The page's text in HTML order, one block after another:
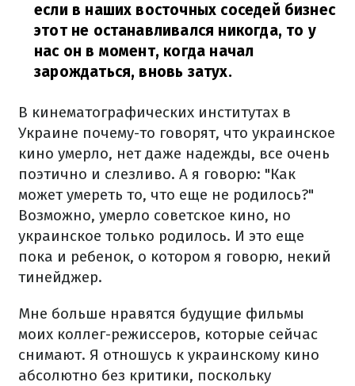
если в наших восточных соседей бизнес
этот не останавливался никогда, то у
нас он в момент, когда начал
зарождаться, вновь затух.
В кинематографических институтах в
Украине почему-то говорят, что украинское
кино умерло, нет даже надежды, все очень
поэтично и слезливо. А я говорю: "Как
может умереть то, что еще не родилось?"
Возможно, умерло советское кино, но
украинское только родилось. И это еще
пока и ребенок, о котором я говорю, некий
тинейджер.
Мне больше нравятся будущие фильмы
моих коллег-режиссеров, которые сейчас
снимают. Я отношусь к украинскому кино
абсолютно без критики, поскольку